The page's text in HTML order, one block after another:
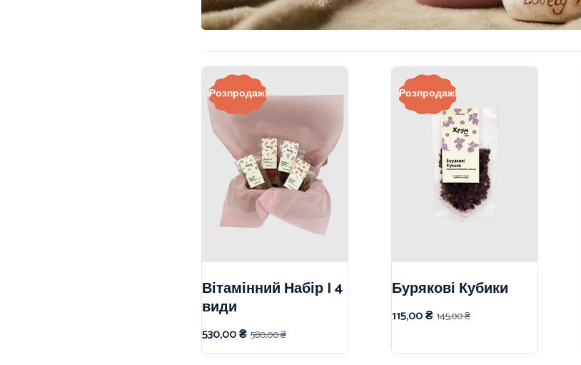
Розпродаж!
Вітамінний Набір | 4
види
580,00₴
530,00₴
Розпродаж!
Бурякові Кубики
145,00₴
115,00₴